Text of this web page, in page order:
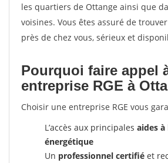
les quartiers de Ottange ainsi que
voisines. Vous êtes assuré de
près de chez vous, sérieux et
Pourquoi faire appel
entreprise RGE à
Choisir une entreprise RGE vous
L’accès aux principales aides
énergétique
Un professionnel certifié et